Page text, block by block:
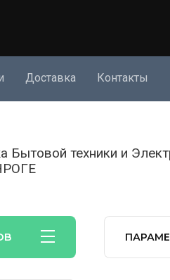
Доставка Контакты
Бытовой техники и